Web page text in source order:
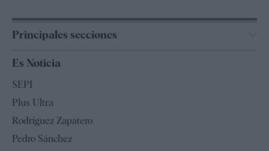
Principales secciones
España
Televisión
Es Noticia
SEPI
Plus Ultra
Rodríguez Zapatero
Pedro Sánchez